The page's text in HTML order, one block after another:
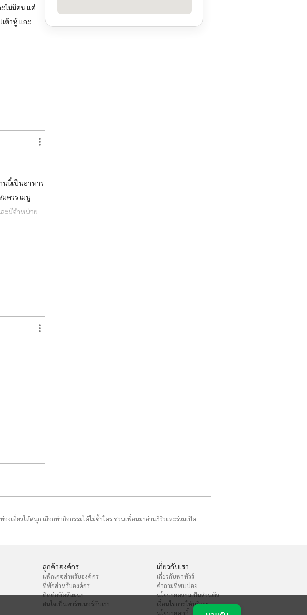
ไม่มีคน แต่
ต้าหู้ และ
นนี้เป็นอาหาร
ควร เมนู
ะมีจำหน่าย
ปลองแล้วมั้ย
เที่ยวให้สนุก เลือกทำกิจกรรมได้ไม่ซ้ำใคร ชวนเพื่อนมาอ่านรีวิวและร่วมเปิด
ลูกค้าองค์กร
แพ็กเกจสำหรับองค์กร
ที่พักสำหรับองค์กร
ติดต่อจัดสัมมนา
สนใจเป็นพาร์ทเนอร์กับเรา
เกี่ยวกับเรา
เกี่ยวกับพาทัวร์
คำถามที่พบบ่อย
นโยบายความเป็นส่วนตัว
เงื่อนไขการให้บริการ
นโยบายคุกกี้